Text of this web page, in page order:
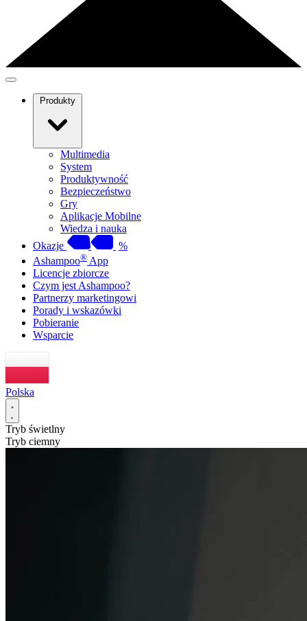
Produkty
Multimedia
System
Produktywność
Bezpieczeństwo
Gry
Aplikacje Mobilne
Wiedza i nauka
Okazje
%
Ashampoo® App
Licencje zbiorcze
Czym jest Ashampoo?
Partnerzy marketingowi
Porady i wskazówki
Pobieranie
Wsparcie
Polska
Tryb świetlny
Tryb ciemny